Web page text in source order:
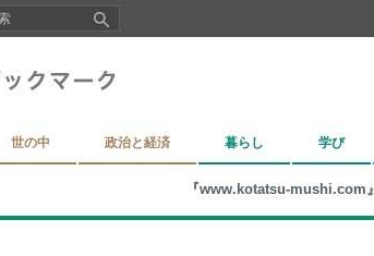
世の中 政治と経済 暮らし 学び
『www.kotatsu-mushi.com』